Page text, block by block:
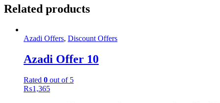
Related products
Azadi Offers, Discount Offers
Azadi Offer 10
Rated 0 out of 5
₨1,365